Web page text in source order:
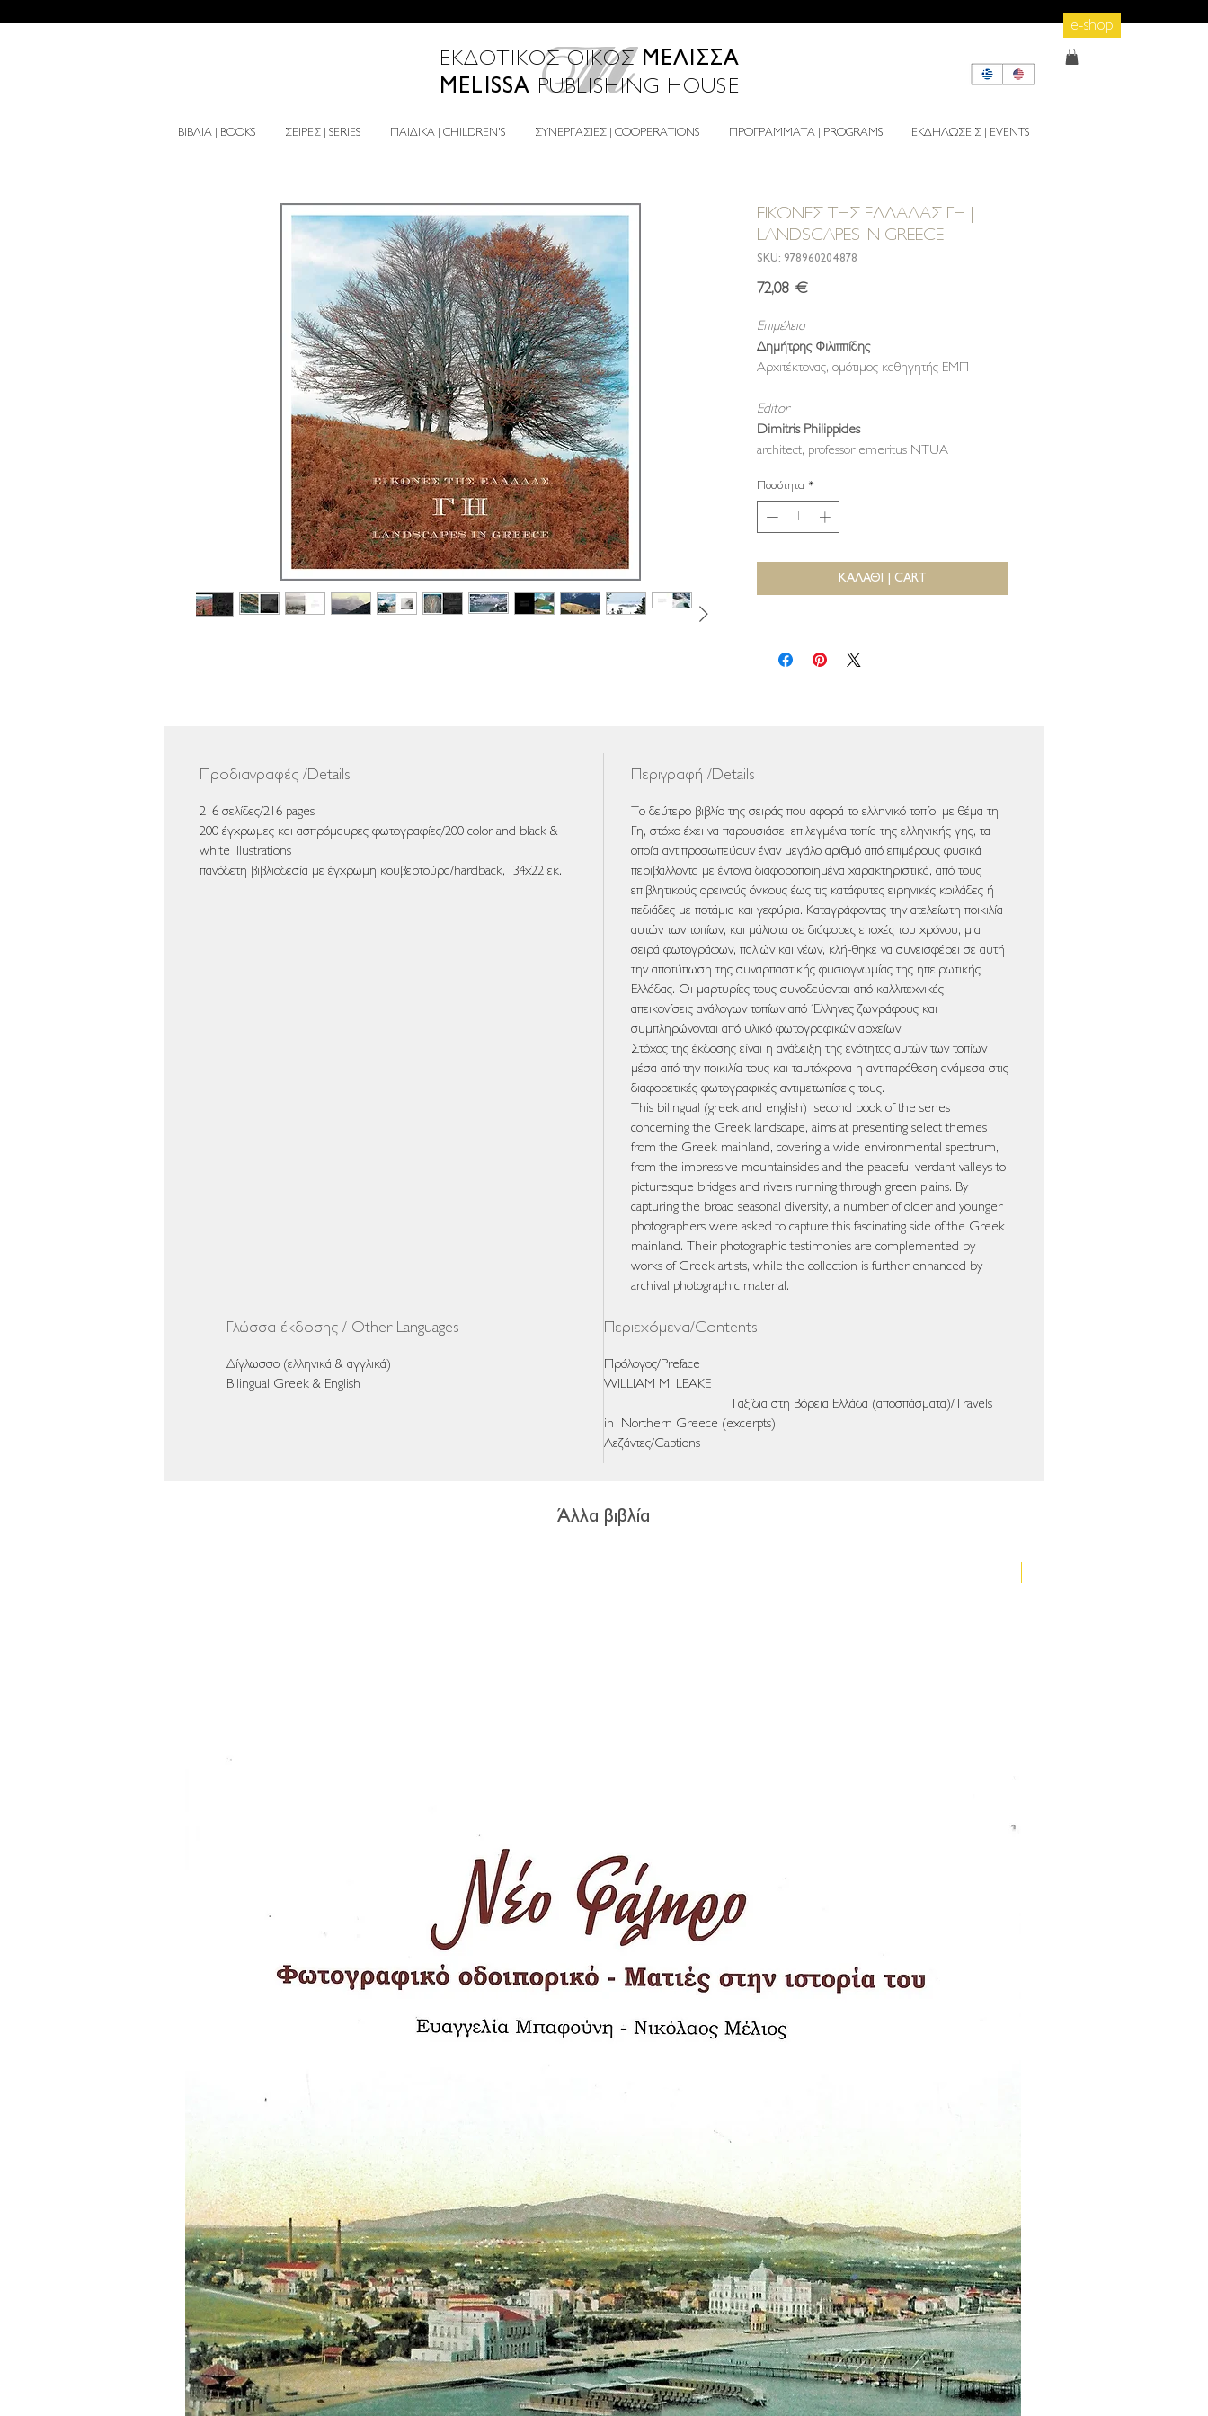
e-shop
ΕΚΔΟΤΙΚΟΣ ΟΙΚΟΣ ΜΕΛΙΣΣΑ
MELISSA PUBLISHING HOUSE
ΒΙΒΛΙΑ | BOOKS ΣΕΙΡΕΣ | SERIES ΠΑΙΔΙΚΑ | CHILDREN'S ΣΥΝΕΡΓΑΣΙΕΣ | COOPERATIONS ΠΡΟΓΡΑΜΜΑΤΑ | PROGRAMS ΕΚΔΗΛΩΣΕΙΣ | EVENTS
ΕΙΚΟΝΕΣ THΣ EΛΛAΔAΣ ΓH |
LANDSCAPES IN GREECE
SKU: 978960204878
72,08 €Τιμή
Επιμέλεια
Δημήτρης Φιλιππίδης
Αρχιτέκτονας, ομότιμος καθηγητής ΕΜΠ
Editor
Dimitris Philippides
architect, professor emeritus NTUA
Ποσότητα *
ΚΑΛΑΘΙ | CART
Προδιαγραφές /Details
216 σελίδες/216 pages
200 έγχρωμες και ασπρόμαυρες φωτογραφίες/200 color and black &
white illustrations
πανόδετη βιβλιοδεσία με έγχρωμη κουβερτούρα/hardback, 34x22 εκ.
Περιγραφή /Details
Το δεύτερο βιβλίο της σειράς που αφορά το ελληνικό τοπίο, με θέμα τη
Γη, στόχο έχει να παρουσιάσει επιλεγμένα τοπία της ελληνικής γης, τα
οποία αντιπροσωπεύουν έναν μεγάλο αριθμό από επιμέρους φυσικά
περιβάλλοντα με έντονα διαφοροποιημένα χαρακτηριστικά, από τους
επιβλητικούς ορεινούς όγκους έως τις κατάφυτες ειρηνικές κοιλάδες ή
πεδιάδες με ποτάμια και γεφύρια. Καταγράφοντας την ατελείωτη ποικιλία
αυτών των τοπίων, και μάλιστα σε διάφορες εποχές του χρόνου, μια
σειρά φωτογράφων, παλιών και νέων, κλή-θηκε να συνεισφέρει σε αυτή
την αποτύπωση της συναρπαστικής φυσιογνωμίας της ηπειρωτικής
Ελλάδας. Οι μαρτυρίες τους συνοδεύονται από καλλιτεχνικές
απεικονίσεις ανάλογων τοπίων από Έλληνες ζωγράφους και
συμπληρώνονται από υλικό φωτογραφικών αρχείων.
Στόχος της έκδοσης είναι η ανάδειξη της ενότητας αυτών των τοπίων
μέσα από την ποικιλία τους και ταυτόχρονα η αντιπαράθεση ανάμεσα στις
διαφορετικές φωτογραφικές αντιμετωπίσεις τους.
This bilingual (greek and english) second book of the series
concerning the Greek landscape, aims at presenting select themes
from the Greek mainland, covering a wide environmental spectrum,
from the impressive mountainsides and the peaceful verdant valleys to
picturesque bridges and rivers running through green plains. By
capturing the broad seasonal diversity, a number of older and younger
photographers were asked to capture this fascinating side of the Greek
mainland. Their photographic testimonies are complemented by
works of Greek artists, while the collection is further enhanced by
archival photographic material.
Γλώσσα έκδοσης / Other Languages
Δίγλωσσο (ελληνικά & αγγλικά)
Bilingual Greek & English
Περιεχόμενα/Contents
Πρόλογος/Preface
WILLIAM M. LEAKE
Ταξίδια στη Βόρεια Ελλάδα (αποσπάσματα)/Travels
in Northern Greece (excerpts)
Λεζάντες/Captions
Άλλα βιβλία